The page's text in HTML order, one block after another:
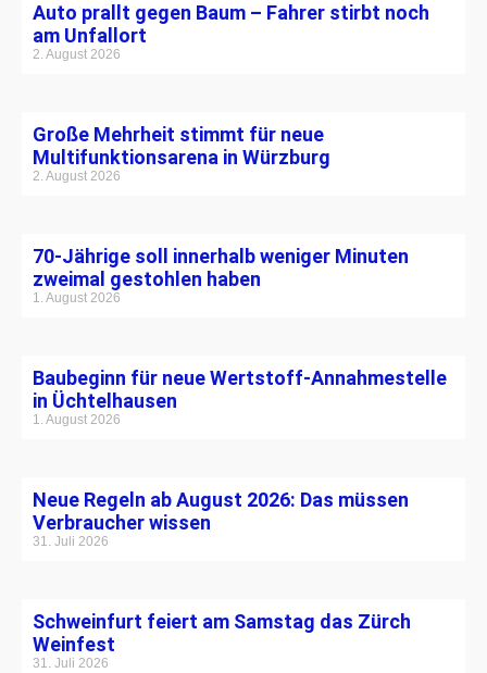
Auto prallt gegen Baum – Fahrer stirbt noch
am Unfallort
2. August 2026
Große Mehrheit stimmt für neue
Multifunktionsarena in Würzburg
2. August 2026
70-Jährige soll innerhalb weniger Minuten
zweimal gestohlen haben
1. August 2026
Baubeginn für neue Wertstoff-Annahmestelle
in Üchtelhausen
1. August 2026
Neue Regeln ab August 2026: Das müssen
Verbraucher wissen
31. Juli 2026
Schweinfurt feiert am Samstag das Zürch
Weinfest
31. Juli 2026